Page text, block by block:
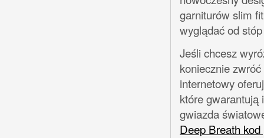
garniturów slim
wyglądać od
Jeśli chcesz
koniecznie
internetowy
które gwarantują
gwiazda
Deep Breath